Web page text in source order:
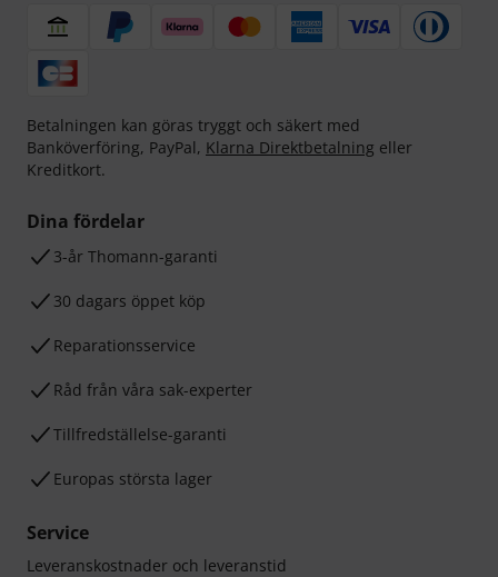
Betalningen kan göras tryggt och säkert med
Banköverföring, PayPal, Klarna Direktbetalning eller
Kreditkort.
Dina fördelar
3-år Thomann-garanti
30 dagars öppet köp
Reparationsservice
Råd från våra sak-experter
Tillfredställelse-garanti
Europas största lager
Service
Leveranskostnader och leveranstid